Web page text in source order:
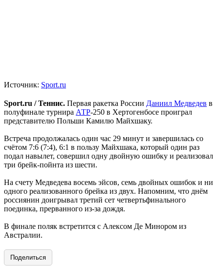
Источник: Sport.ru
Sport.ru / Теннис. Первая ракетка России Даниил Медведев в
полуфинале турнира АТР-250 в Хертогенбосе проиграл
представителю Польши Камилю Майхшаку.
Встреча продолжалась один час 29 минут и завершилась со
счётом 7:6 (7:4), 6:1 в пользу Майхшака, который один раз
подал навылет, совершил одну двойную ошибку и реализовал
три брейк-пойнта из шести.
На счету Медведева восемь эйсов, семь двойных ошибок и ни
одного реализованного брейка из двух. Напомним, что днём
россиянин доигрывал третий сет четвертьфинального
поединка, прерванного из-за дождя.
В финале поляк встретится с Алексом Де Минором из
Австралии.
Поделиться